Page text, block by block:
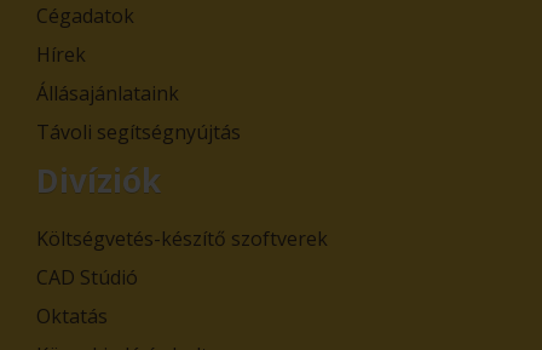
Cégadatok
Hírek
Állásajánlataink
Távoli segítségnyújtás
Divíziók
Költségvetés-készítő szoftverek
CAD Stúdió
Oktatás